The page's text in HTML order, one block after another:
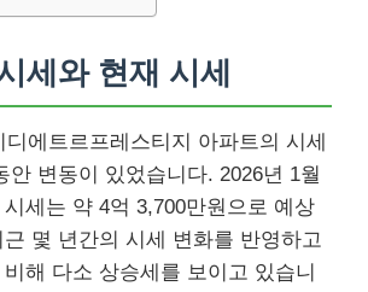
세와 현재 시세
디에트르프레스티지 아파트의 시세
안 변동이 있었습니다. 2026년 1월
세는 약 4억 3,700만원으로 예상
몇 년간의 시세 변화를 반영하고
해 다소 상승세를 보이고 있습니